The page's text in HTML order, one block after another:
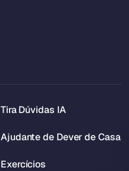
Tira Dúvidas IA
Ajudante de Dever de Casa
Exercícios